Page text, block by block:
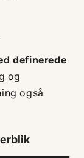
definerede
og
også